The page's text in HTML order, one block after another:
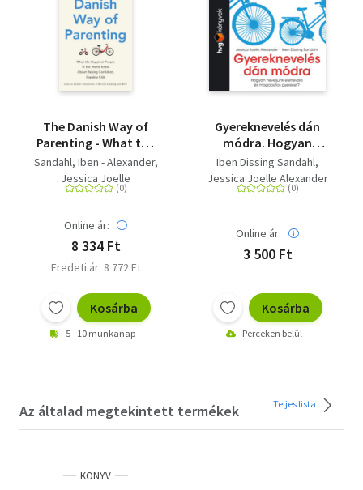
The Danish Way of
Parenting - What the
Happiest People in the
World Know about
Raising Confident,
Sandahl, Iben - Alexander,
Jessica Joelle
Online ár:
8 334 Ft
Eredeti ár: 8 772 Ft
Kosárba
5 - 10 munkanap
Gyereknevelés dán
módra. Hogyan
neveljünk életrevaló és
magabiztos gyereket?
Iben Dissing Sandahl
Jessica Joelle Alexander
Online ár:
3 500 Ft
Kosárba
Perceken belül
Az általad megtekintett termékek Teljes lista
KÖNYV